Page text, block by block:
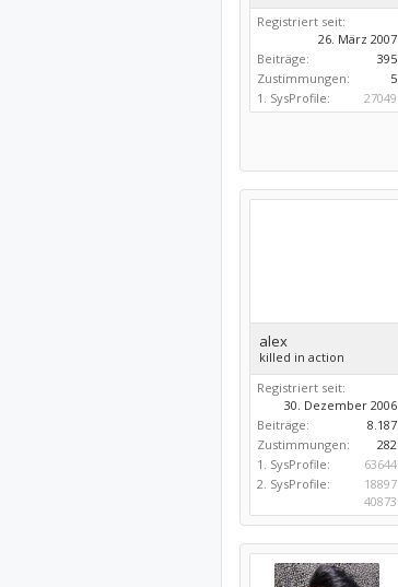
Registriert seit:
26. März 2007
Beiträge:
395
Zustimmungen:
5
1. SysProfile:
27049
alex
killed in action
Registriert seit:
30. Dezember 2006
Beiträge:
8.187
Zustimmungen:
282
1. SysProfile:
63644
2. SysProfile:
18897
40873